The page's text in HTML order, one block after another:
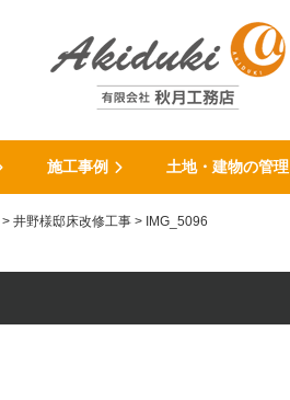
施工事例 土地・建物の管理
> 井野様邸床改修工事 > IMG_5096